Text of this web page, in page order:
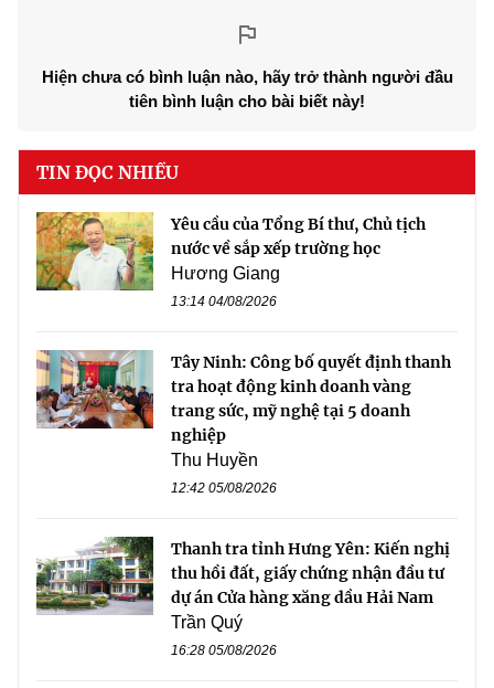
Hiện chưa có bình luận nào, hãy trở thành người đầu
tiên bình luận cho bài biết này!
TIN ĐỌC NHIỀU
Yêu cầu của Tổng Bí thư, Chủ tịch
nước về sắp xếp trường học
Hương Giang
13:14 04/08/2026
Tây Ninh: Công bố quyết định thanh
tra hoạt động kinh doanh vàng
trang sức, mỹ nghệ tại 5 doanh
nghiệp
Thu Huyền
12:42 05/08/2026
Thanh tra tỉnh Hưng Yên: Kiến nghị
thu hồi đất, giấy chứng nhận đầu tư
dự án Cửa hàng xăng dầu Hải Nam
Trần Quý
16:28 05/08/2026